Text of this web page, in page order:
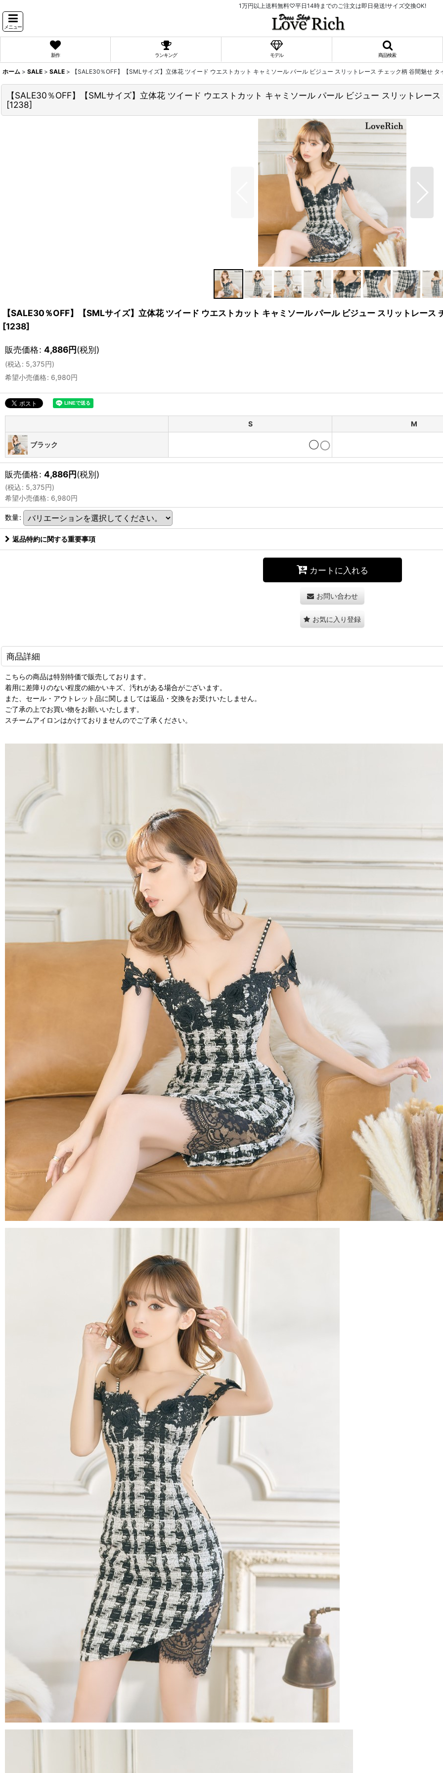
1万円以上送料無料♡平日14時までのご注文は即日発送!サイズ交換OK!
メニュー
新作 ランキング モデル 商品検索
ホーム > SALE > SALE > 【SALE30％OFF】【SMLサイズ】立体花 ツイード ウエストカット キャミソール パール ビジュー スリットレース チェック柄 谷間魅せ
【SALE30％OFF】【SMLサイズ】立体花 ツイード ウエストカット キャミソール パール ビジュー スリットレー
[1238]
【SALE30％OFF】【SMLサイズ】立体花 ツイード ウエストカット キャミソール パール ビジュー スリットレース
[1238]
販売価格: 4,886円(税別)
(税込: 5,375円)
希望小売価格: 6,980円
S M
ブラック ◯
販売価格: 4,886円(税別)
(税込: 5,375円)
希望小売価格: 6,980円
数量:
返品特約に関する重要事項
カートに入れる
お問い合わせ
お気に入り登録
商品詳細
こちらの商品は特別特価で販売しております。
着用に差障りのない程度の細かいキズ、汚れがある場合がございます。
また、セール・アウトレット品に関しましては返品・交換をお受けいたしません。
ご了承の上でお買い物をお願いいたします。
スチームアイロンはかけておりませんのでご了承ください。